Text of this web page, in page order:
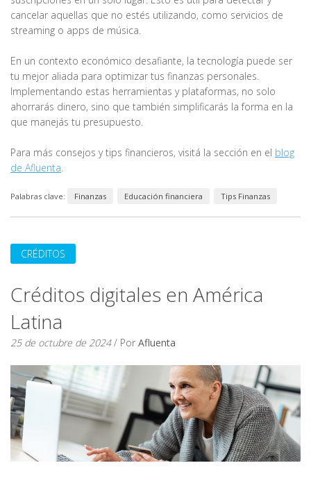
cancelar aquellas que no estés utilizando, como servicios de
streaming o apps de música.
En un contexto económico desafiante, la tecnología puede ser
tu mejor aliada para optimizar tus finanzas personales.
Implementando estas herramientas y plataformas, no solo
ahorrarás dinero, sino que también simplificarás la forma en la
que manejás tu presupuesto.
Para más consejos y tips financieros, visitá la sección en el blog
de Afluenta.
Palabras clave: Finanzas Educación financiera Tips Finanzas
CRÉDITOS
Créditos digitales en América
Latina
25 de octubre de 2024/ Por Afluenta